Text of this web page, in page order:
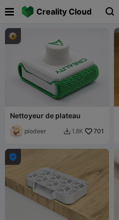
Creality Cloud 
Nettoyeur de plateau
piodeer  1.8K 701
